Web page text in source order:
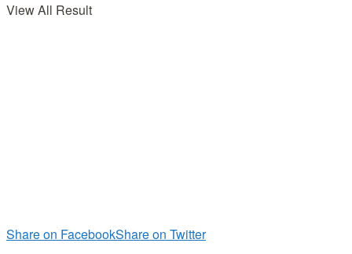
View All Result
Share on FacebookShare on Twitter